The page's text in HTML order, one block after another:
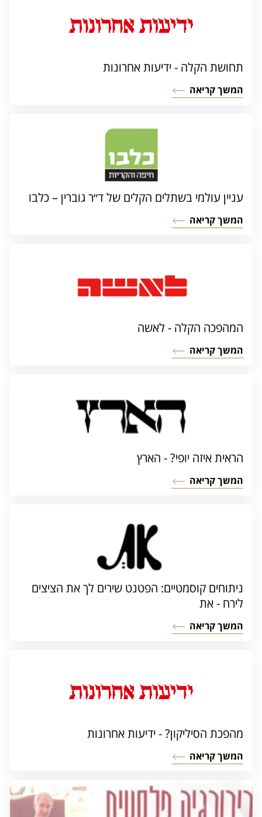
תחושת הקלה - ידיעות אחרונות
המשך קריאה
עניין עולמי בשתלים הקלים של ד״ר גוברין – כלבו
המשך קריאה
המהפכה הקלה - לאשה
המשך קריאה
הראית איזה יופי? - הארץ
המשך קריאה
ניתוחים קוסמטיים: הפטנט שירים לך את הציצים
לירח - את
המשך קריאה
מהפכת הסיליקון? - ידיעות אחרונות
המשך קריאה